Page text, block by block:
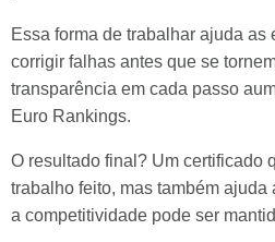
Essa forma de trabalhar ajuda as
corrigir falhas antes que se
transparência em cada passo
Euro Rankings.
O resultado final? Um certificado
trabalho feito, mas também ajuda
a competitividade pode ser